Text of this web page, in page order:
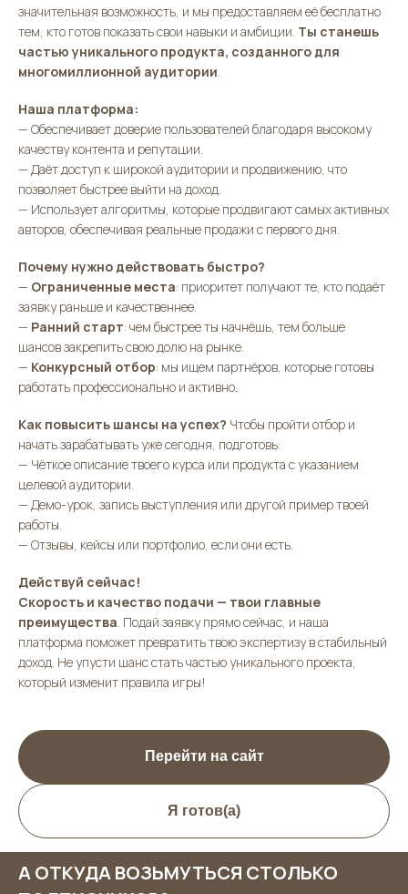
значительная возможность, и мы предоставляем её бесплатно
тем, кто готов показать свои навыки и амбиции. Ты станешь
частью уникального продукта, созданного для
многомиллионной аудитории
Наша платформа:
— Обеспечивает доверие пользователей благодаря высокому
качеству контента и репутации.
— Даёт доступ к широкой аудитории и продвижению, что
позволяет быстрее выйти на доход.
— Использует алгоритмы, которые продвигают самых активных
авторов, обеспечивая реальные продажи с первого дня.
Почему нужно действовать быстро?
— Ограниченные места: приоритет получают те, кто подаёт
заявку раньше и качественнее.
— Ранний старт: чем быстрее ты начнёшь, тем больше
шансов закрепить свою долю на рынке.
— Конкурсный отбор: мы ищем партнёров, которые готовы
работать профессионально и активно.
Как повысить шансы на успех? Чтобы пройти отбор и
начать зарабатывать уже сегодня, подготовь:
— Чёткое описание твоего курса или продукта с указанием
целевой аудитории.
— Демо-урок, запись выступления или другой пример твоей
работы.
— Отзывы, кейсы или портфолио, если они есть.
Действуй сейчас!
Скорость и качество подачи — твои главные
преимущества . Подай заявку прямо сейчас, и наша
платформа поможет превратить твою экспертизу в стабильный
доход. Не упусти шанс стать частью уникального проекта,
который изменит правила игры!
Перейти на сайт
Я готов(а)
А ОТКУДА ВОЗЬМУТЬСЯ СТОЛЬКО